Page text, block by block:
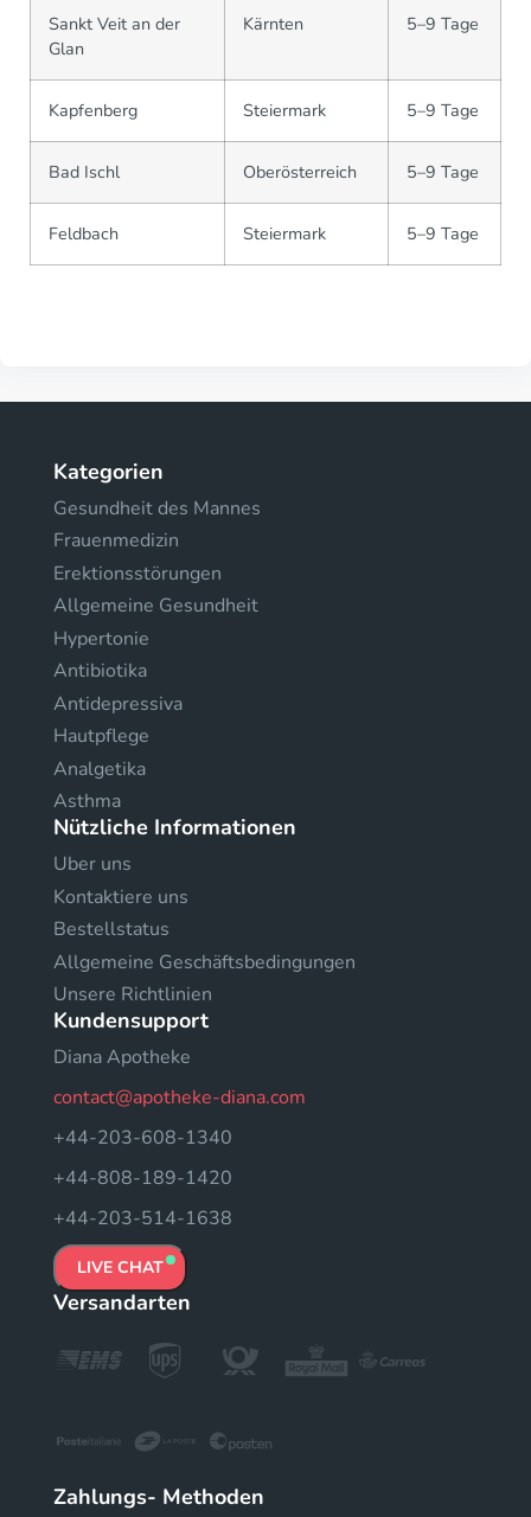
Sankt Veit an der
Glan
Kärnten 5–9 Tage
Kapfenberg Steiermark 5–9 Tage
Bad Ischl Oberösterreich 5–9 Tage
Feldbach Steiermark 5–9 Tage
Kategorien
Gesundheit des Mannes
Frauenmedizin
Erektionsstörungen
Allgemeine Gesundheit
Hypertonie
Antibiotika
Antidepressiva
Hautpflege
Analgetika
Asthma
Nützliche Informationen
Uber uns
Kontaktiere uns
Bestellstatus
Allgemeine Geschäftsbedingungen
Unsere Richtlinien
Kundensupport
Diana Apotheke
contact@apotheke-diana.com
+44-203-608-1340
+44-808-189-1420
+44-203-514-1638
LIVE CHAT
Versandarten
Zahlungs- Methoden